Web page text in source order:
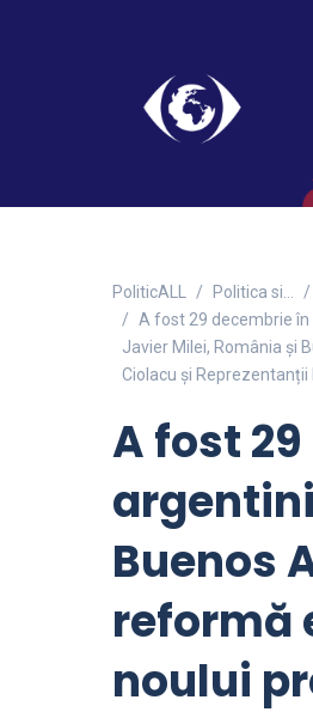
PoliticALL Politica si…
A fost 29 decembrie
Javier Milei, România și
Ciolacu și
A fost
Buenos
reformă
noului